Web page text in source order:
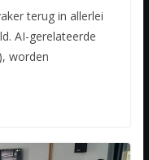
terug in allerlei
AI-gerelateerde
worden